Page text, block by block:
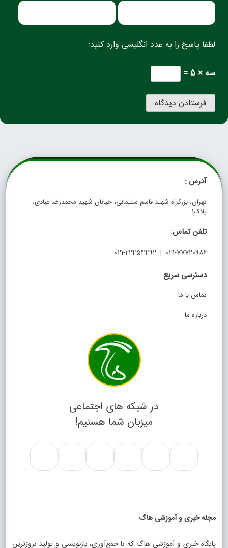
لطفا پاسخ را به عدد انگلیسی وارد کنید:
سه × 5 =
آدرس :
تهران، بزرگراه شهید قاسم سلیمانی، خیابان شهید محمدرضا عبادی،
پلاک1
تلفن تماس:
021-77720986 | 021-22454492
دسترسی سریع
تماس با ما
درباره ما
در شبکه های اجتماعی
میزبان شما هستیم!
مجله خبری و آموزشی هاگ
پایگاه خبری و آموزشی هاگ که با جمع‌آوری، بازنویسی و تولید بروزترین